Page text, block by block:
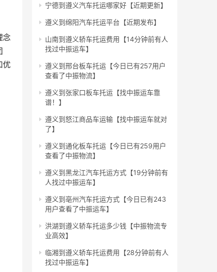
念
优
宁德到遵义汽车托运哪家好【近期更新】
遵义到绵阳汽车托运平台【近期发布】
山南到遵义轿车托运费用【14分钟前有人
找过中振运车】
遵义到邢台板车托运【今日已有257用户
查看了中振物流】
遵义到张家口板车托运【找中振运车靠
谱！】
遵义到怒江商品车运输【找中振运车就对
了】
遵义到通化板车托运【今日已有259用户
查看了中振物流】
遵义到黑龙江汽车托运方式【19分钟前有
人找过中振运车】
遵义到亳州汽车托运方式【今日已有243
用户查看了中振运车】
洪湖到遵义轿车托运多少钱【中振物流专
业高效】
临湘到遵义轿车托运费用【28分钟前有人
找过中振运车】